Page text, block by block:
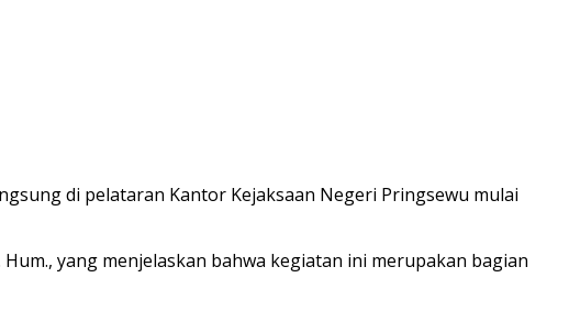
di pelataran Kantor Kejaksaan Negeri Pringsewu mulai
yang menjelaskan bahwa kegiatan ini merupakan bagian